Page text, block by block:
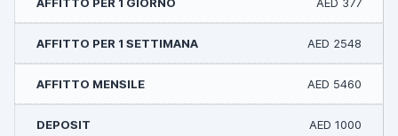
AED 2548
AED 5460
AED 1000